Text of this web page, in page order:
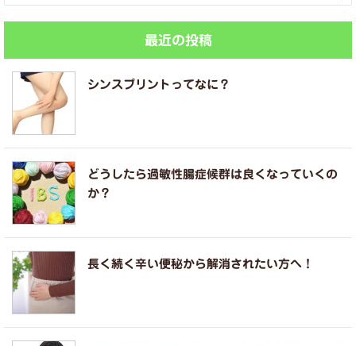
最近の投稿
シンスプリントってなに？
どうしたら過敏性腸症候群は良くなっていくの
か？
長く続く辛い便秘から解消されたい方へ！